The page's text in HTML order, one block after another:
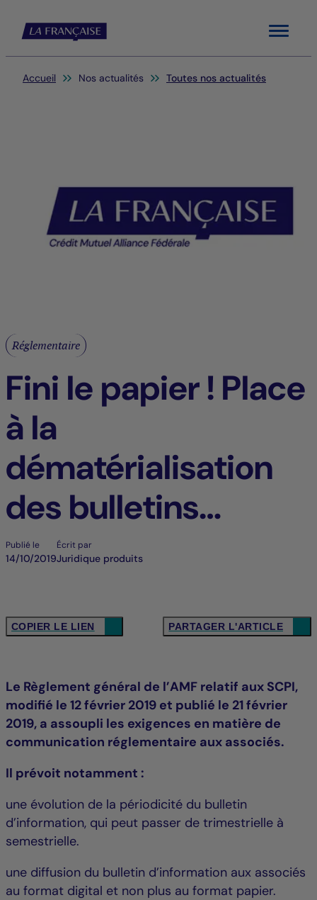
Menu
Vous êtes ici:
Accueil Nos actualités Toutes nos actualités
Réglementaire
Fini le papier ! Place
à la
dématérialisation
des bulletins
trimestriels de vos
Publié le
14/10/2019
Écrit par
Juridique produits
COPIER LE LIEN PARTAGER L'ARTICLE
Le Règlement général de l’AMF relatif aux SCPI,
modifié le 12 février 2019 et publié le 21 février
2019, a assoupli les exigences en matière de
communication réglementaire aux associés.
Il prévoit notamment :
une évolution de la périodicité du bulletin
d’information, qui peut passer de trimestrielle à
semestrielle.
une diffusion du bulletin d’information aux associés
au format digital et non plus au format papier.